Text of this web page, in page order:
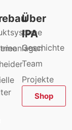
Über
IPA
Geschichte
Team
Projekte
Shop